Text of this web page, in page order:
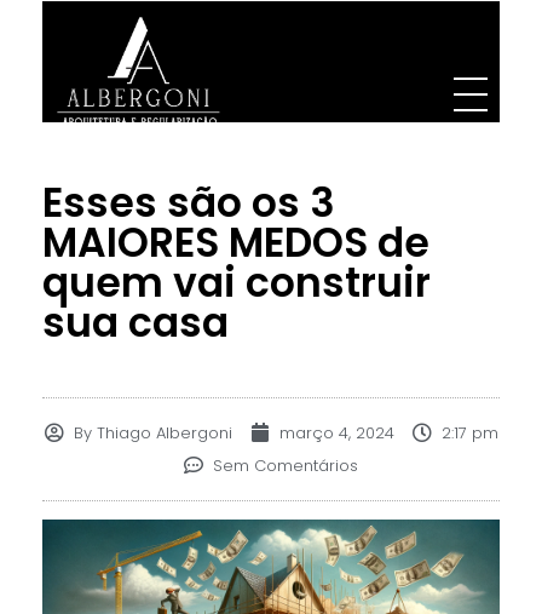
Esses são os 3
MAIORES MEDOS de
quem vai construir
sua casa
ByThiago Albergoni março 4, 2024
2:17 pm
Sem Comentários